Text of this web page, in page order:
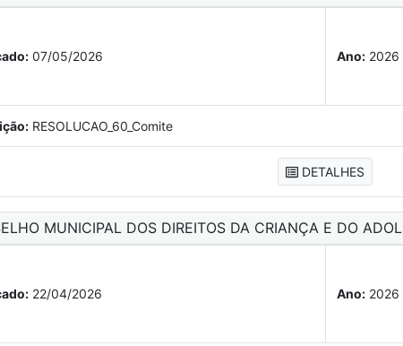
07/05/2026 Ano: 2026
RESOLUCAO_60_Comite
DETALHES
MUNICIPAL DOS DIREITOS DA CRIANÇA E DO
22/04/2026 Ano: 2026